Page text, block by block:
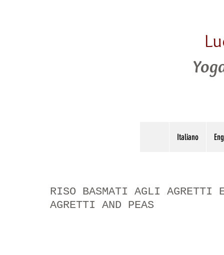
Italiano
RISO BASMATI AGLI
AGRETTI AND PEAS